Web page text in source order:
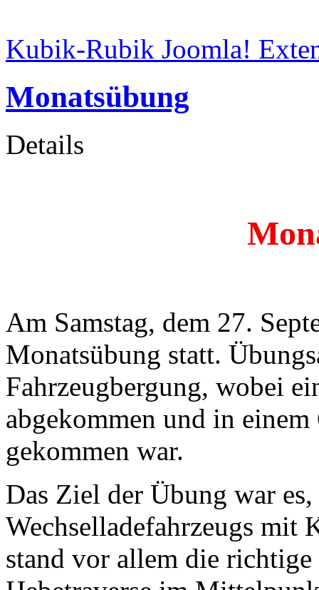
Kubik-Rubik Joomla!
Monatsübung
Details
Am Samstag, dem 27.
Monatsübung statt.
Fahrzeugbergung, wobei
abgekommen und in
gekommen war.
Das Ziel der Übung war
Wechselladefahrzeugs mit
stand vor allem die